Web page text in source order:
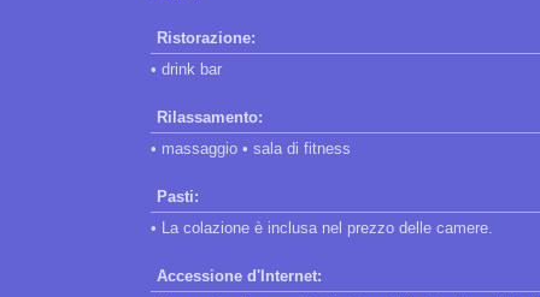
Ristorazione:
• drink bar
Rilassamento:
• massaggio • sala di fitness
Pasti:
• La colazione è inclusa nel prezzo delle camere.
Accessione d'Internet: